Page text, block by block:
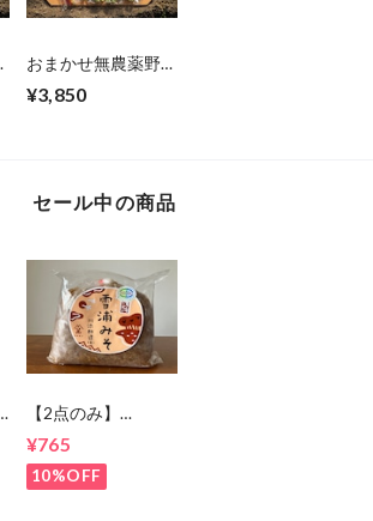
おまかせ無農薬野菜
菜&葉物野菜 12束
¥3,850
セール中の商品
【2点のみ】
限8/8までのため】
川添酢造 手作り合
わせみそ1kg
¥765
10%OFF